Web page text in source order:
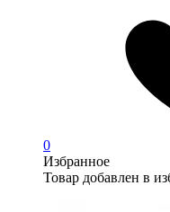
0
Избранное
Товар добавлен в